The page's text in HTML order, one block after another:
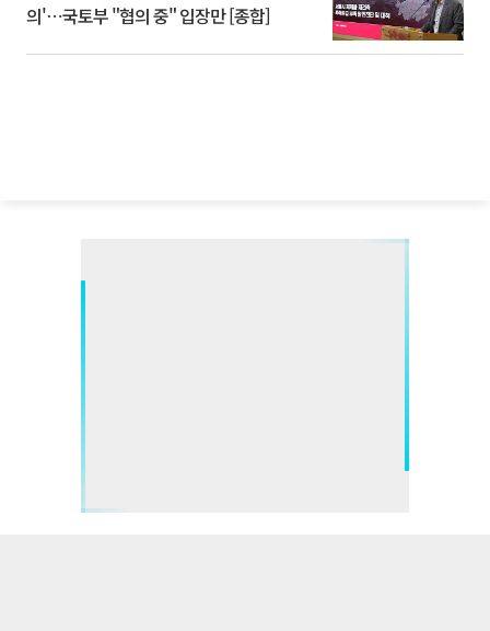
의'⋯국토부 "협의 중" 입장만 [종합]